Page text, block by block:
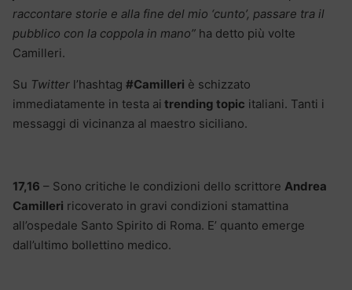
raccontare storie e alla fine del mio ‘cunto’, passare tra il
pubblico con la coppola in mano” ha detto più volte
Camilleri.
Su Twitter l’hashtag #Camilleri è schizzato
immediatamente in testa ai trending topic italiani. Tanti i
messaggi di vicinanza al maestro siciliano.
17,16 – Sono critiche le condizioni dello scrittore Andrea
Camilleri ricoverato in gravi condizioni stamattina
all’ospedale Santo Spirito di Roma. E’ quanto emerge
dall’ultimo bollettino medico.